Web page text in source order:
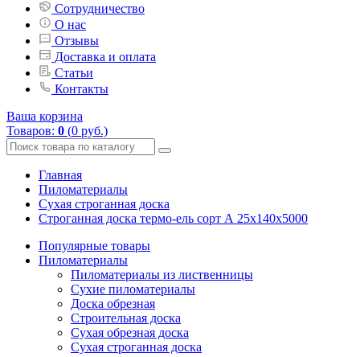
Сотрудничество
О нас
Отзывы
Доставка и оплата
Статьи
Контакты
Ваша корзина
Товаров: 0 (0 руб.)
Главная
Пиломатериалы
Сухая строганная доска
Строганная доска термо-ель сорт А 25х140х5000
Популярные товары
Пиломатериалы
Пиломатериалы из лиственницы
Сухие пиломатериалы
Доска обрезная
Строительная доска
Сухая обрезная доска
Сухая строганная доска